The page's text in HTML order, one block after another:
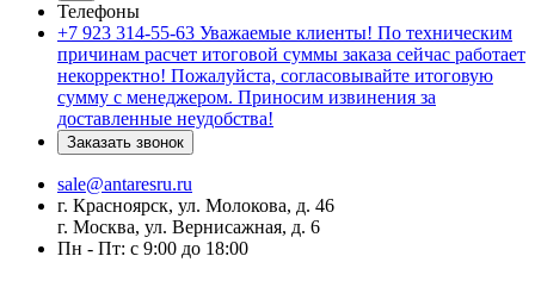
Телефоны
+7 923 314-55-63 Уважаемые клиенты! По техническим
причинам расчет итоговой суммы заказа сейчас работает
некорректно! Пожалуйста, согласовывайте итоговую
сумму с менеджером. Приносим извинения за
доставленные неудобства!
Заказать звонок
sale@antaresru.ru
г. Красноярск, ул. Молокова, д. 46
г. Москва, ул. Вернисажная, д. 6
Пн - Пт: с 9:00 до 18:00